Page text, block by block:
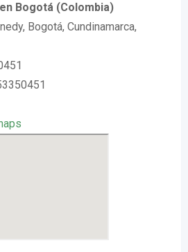
Bogotá (Colombia)
Bogotá, Cundinamarca,